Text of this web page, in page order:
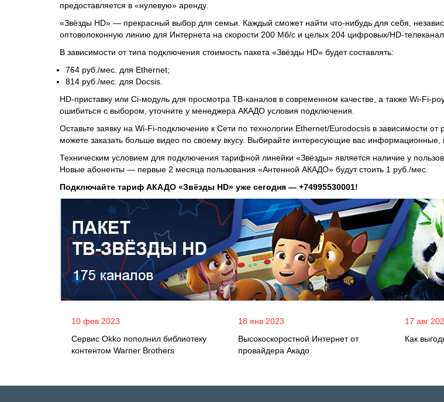
предоставляется в «нулевую» аренду.
«Звёзды HD» — прекрасный выбор для семьи. Каждый сможет найти что-нибудь для себя,
оптоволоконную линию для Интернета на скорости 200 Мб/с и целых 204 цифровых/HD-
В зависимости от типа подключения стоимость пакета «Звёзды HD» будет составлять:
764 руб./мес. для Ethernet;
814 руб./мес. для Docsis.
HD-приставку или Ci-модуль для просмотра ТВ-каналов в современном качестве, а также Wi-Fi-
ошибиться с выбором, уточните у менеджера АКАДО условия подключения.
Оставьте заявку на Wi-Fi-подключение к Сети по технологии Ethernet/Eurodocsis в зависимости
можете заказать больше видео по своему вкусу. Выбирайте интересующие вас информационные,
Техническим условием для подключения тарифной линейки «Звёзды» является наличие у
Новые абоненты — первые 2 месяца пользования «Антенной АКАДО» будут стоить 1 руб./мес.
Подключайте тариф АКАДО «Звёзды HD» уже сегодня — +74995530001!
10 фев 2023
Сервис Okko пополнил библиотеку
контентом Warner Brothers
18 янв 2023
Высокоскоростной Интернет от
провайдера Акадо
17 авг
Как